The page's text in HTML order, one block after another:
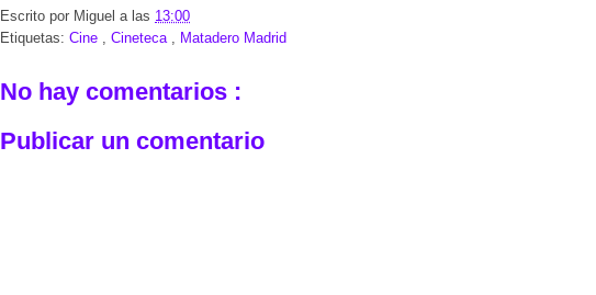
Escrito por Miguel a las 13:00
Etiquetas: Cine Cineteca Matadero Madrid
No hay comentarios :
Publicar un comentario